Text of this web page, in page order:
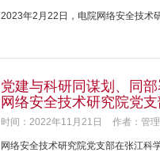
2023年2月22日，电院网络安全技术
党建与科研同谋划、同
网络安全技术研究院党
时间：2022年11月21日 作者：管
网络安全技术研究院党支部在张江科